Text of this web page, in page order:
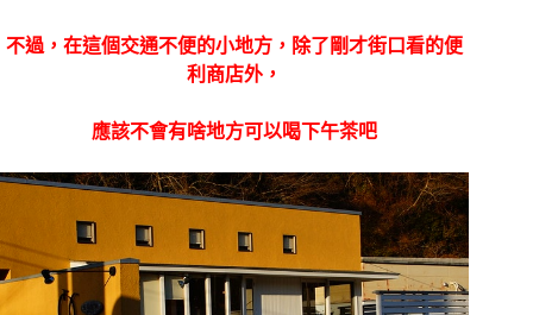
不過，在這個交通不便的小地方，除了剛才街口看的便
利商店外，
應該不會有啥地方可以喝下午茶吧